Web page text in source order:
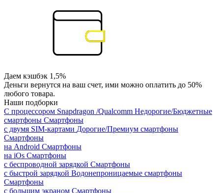
Даем кэшбэк 1,5%
Деньги вернутся на ваш счет, ими можно оплатить до 50%
любого товара.
Наши подборки
С процессором Snapdragon /Qualcomm Недорогие/Бюджетные
смартфоны Смартфоны
с двумя SIM-картами Дорогие/Премиум смартфоны
Смартфоны
на Android Смартфоны
на iOs Смартфоны
с беспроводной зарядкой Смартфоны
с быстрой зарядкой Водонепроницаемые смартфоны
Смартфоны
с большим экраном Смартфоны